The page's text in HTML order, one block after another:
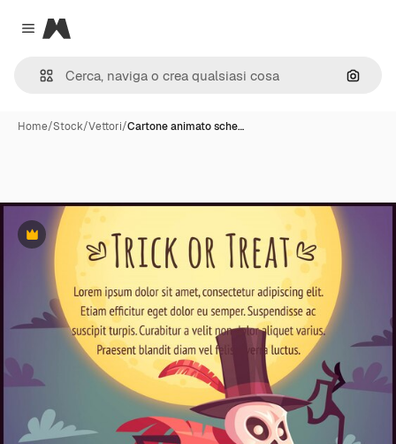
Close menu
Magnific
Cerca
Home/Stock/Vettori/Cartone animato sche…
Premium